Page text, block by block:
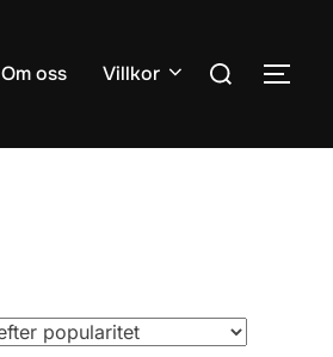
Om oss Villkor
Sök
efter:
SLÅ